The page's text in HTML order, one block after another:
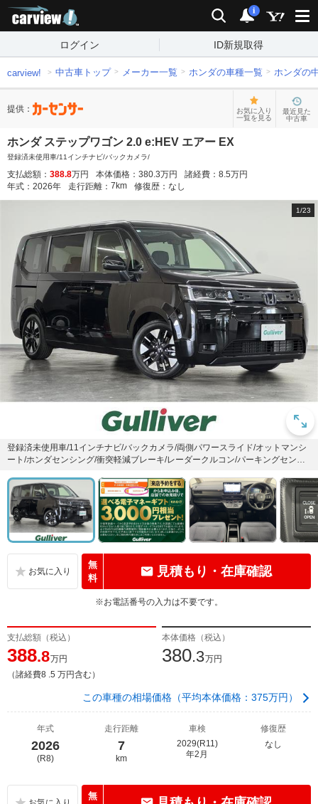
検索 通知
i
ログイン ID新規取得
carview! 中古車トップ メーカー一覧 ホンダの車種一覧 ホンダの
提供：
お気に入り
一覧を見る
最近見た
中古車
ホンダ ステップワゴン 2.0 e:HEV エアー EX
登録済未使用車/11インチナビ/バックカメラ/
支払総額： 388.8万円 本体価格： 380.3万円 諸経費： 8.5万円
年式： 2026年 走行距離： 7 km 修復歴： なし
1/23
登録済未使用車/11インチナビ/バックカメラ/両側パワースライド/オットマンシ
ート/ホンダセンシング/衝突軽減ブレーキ/レーダークルコン/パーキングセンサ
無
料
見積もり・在庫確認
※お電話番号の入力は不要です。
支払総額（税込）
388.8万円
（諸経費8 .5 万円含む）
本体価格（税込）
380.3万円
この車種の相場価格（平均本体価格：375万円）
年式
2026
(R8)
走行距離
7
km
車検
2029(R11)
年2月
修復歴
なし
無